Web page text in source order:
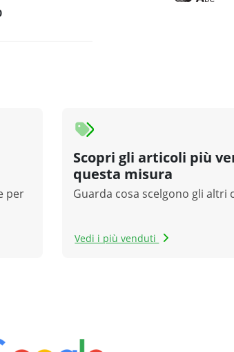
per
Scopri gli articoli più
questa misura
Guarda cosa scelgono gli altri
Vedi i più venduti